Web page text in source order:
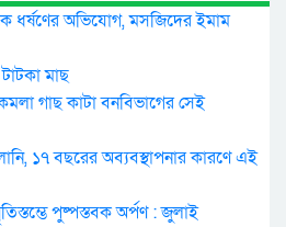
ধর্ষণের অভিযোগ, মসজিদের ইমাম
মাছ
গাছ কাটা বনবিভাগের সেই
১৭ বছরের অব্যবস্থাপনার কারণে এই
পুষ্পস্তবক অর্পণ : জুলাই